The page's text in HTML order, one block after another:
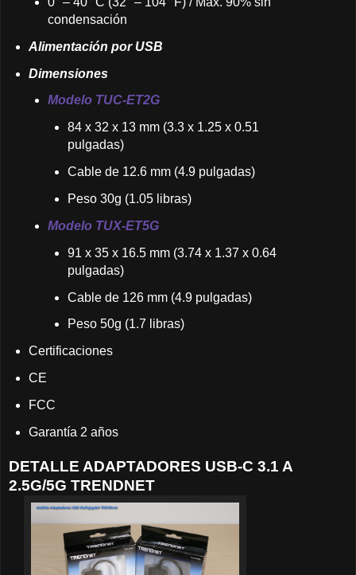
condensación
Alimentación por USB
Dimensiones
Modelo TUC-ET2G
84 x 32 x 13 mm (3.3 x 1.25 x 0.51
pulgadas)
Cable de 12.6 mm (4.9 pulgadas)
Peso 30g (1.05 libras)
Modelo TUX-ET5G
91 x 35 x 16.5 mm (3.74 x 1.37 x 0.64
pulgadas)
Cable de 126 mm (4.9 pulgadas)
Peso 50g (1.7 libras)
Certificaciones
CE
FCC
Garantía 2 años
DETALLE ADAPTADORES USB-C 3.1 A
2.5G/5G TRENDNET